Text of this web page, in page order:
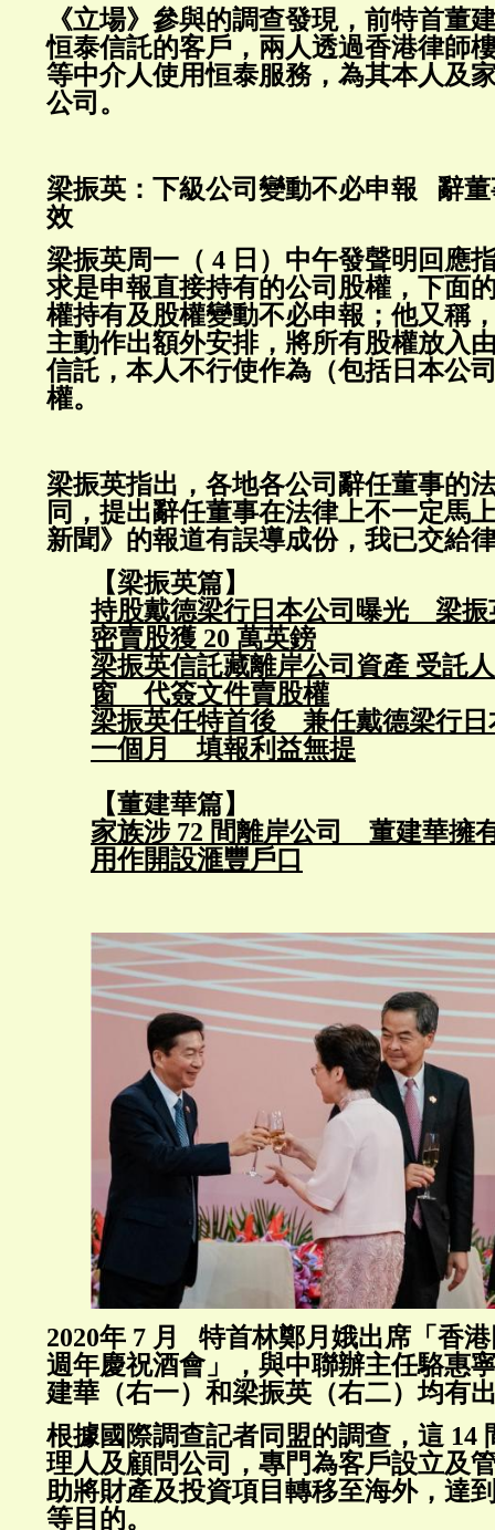
《立場》參與的調查發現，前特首董
恒泰信託的客戶，兩人透過香港律師
等中介人使用恒泰服務，為其本人及
公司。
梁振英：下級公司變動不必申報 辭
效
梁振英周一（ 4 日）中午發聲明回應
求是申報直接持有的公司股權，下面
權持有及股權變動不必申報；他又稱
主動作出額外安排，將所有股權放入
信託，本人不行使作為（包括日本公
權。
梁振英指出，各地各公司辭任董事的
同，提出辭任董事在法律上不一定馬
新聞》的報道有誤導成份，我已交給
【梁振英篇】
持股戴德梁行日本公司曝光 梁振
密賣股獲 20 萬英鎊
梁振英信託藏離岸公司資產 受託
窗 代簽文件賣股權
梁振英任特首後 兼任戴德梁行日
一個月 填報利益無提
【董建華篇】
家族涉 72 間離岸公司 董建華擁
用作開設滙豐戶口
2020年 7 月 特首林鄭月娥出席「香
週年慶祝酒會」，與中聯辦主任駱惠
建華（右一）和梁振英（右二）均有
根據國際調查記者同盟的調查，這 14
理人及顧問公司，專門為客戶設立及
助將財產及投資項目轉移至海外，達
等目的。